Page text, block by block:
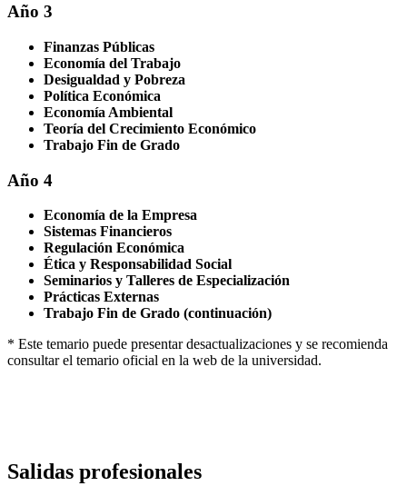
Año 3
Finanzas Públicas
Economía del Trabajo
Desigualdad y Pobreza
Política Económica
Economía Ambiental
Teoría del Crecimiento Económico
Trabajo Fin de Grado
Año 4
Economía de la Empresa
Sistemas Financieros
Regulación Económica
Ética y Responsabilidad Social
Seminarios y Talleres de Especialización
Prácticas Externas
Trabajo Fin de Grado (continuación)
* Este temario puede presentar desactualizaciones y se recomienda
consultar el temario oficial en la web de la universidad.
Salidas profesionales